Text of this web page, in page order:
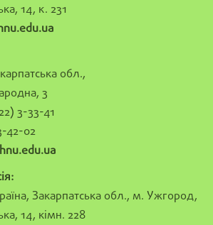
14, к. 231
обл.,
3
3-33-41
42-02
Закарпатська обл., м. Ужгород,
14, кімн. 228